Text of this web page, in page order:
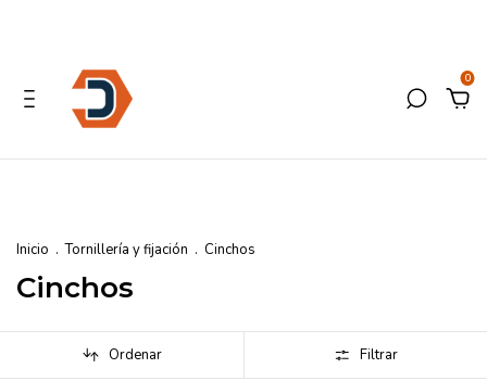
0
Inicio . Tornillería y fijación . Cinchos
Cinchos
Ordenar Filtrar